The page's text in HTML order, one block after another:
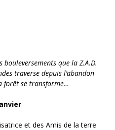
bouleversements que la Z.A.D.
traverse depuis l’abandon
forêt se transforme…
et des Amis de la terre